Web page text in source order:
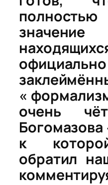
официально
«
очень
к
обратил